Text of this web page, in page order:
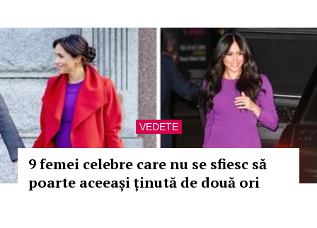
VEDETE
9 femei celebre care nu se sfiesc să
poarte aceeași ținută de două ori